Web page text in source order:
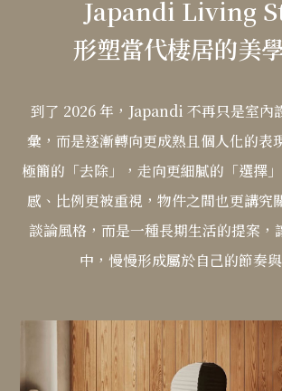
Japandi Living
形塑當代棲居的美
到了 2026 年，Japandi 不再只是室內
彙，而是逐漸轉向更成熟且個人化的表
極簡的「去除」，走向更細膩的「選擇
感、比例更被重視，物件之間也更講究
談論風格，而是一種長期生活的提案，
中，慢慢形成屬於自己的節奏